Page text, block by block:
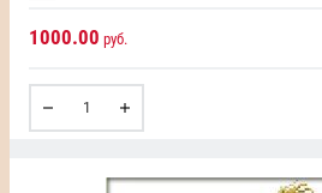
1000.00 руб.